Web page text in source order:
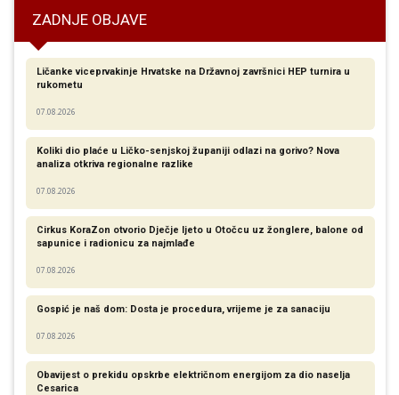
ZADNJE OBJAVE
Ličanke viceprvakinje Hrvatske na Državnoj završnici HEP turnira u
rukometu
07.08.2026
Koliki dio plaće u Ličko-senjskoj županiji odlazi na gorivo? Nova
analiza otkriva regionalne razlike​
07.08.2026
Cirkus KoraZon otvorio Dječje ljeto u Otočcu uz žonglere, balone od
sapunice i radionicu za najmlađe
07.08.2026
Gospić je naš dom: Dosta je procedura, vrijeme je za sanaciju
07.08.2026
Obavijest o prekidu opskrbe električnom energijom za dio naselja
Cesarica